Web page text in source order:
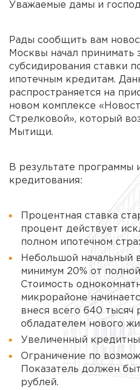
Уважаемые дамы и
Рады сообщить вам
Москвы начал принимать
субсидирования ставки
ипотечным кредитам.
распространяется на
новом комплексе
Стрелковой», который
Мытищи.
В результате программы
кредитования:
Процентная ставка
процент действует
полном ипотечном
Небольшой начальный
минимум 20% от
Стоимость
микрорайоне
внеся всего 640 тысяч
обладателем нового
Увеличенный
Ограничение по
Показатель должен
рублей.